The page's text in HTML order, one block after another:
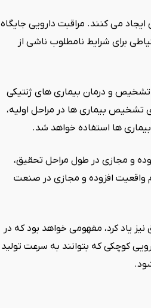
می کنند. مراقبت دارویی جایگاه
برای شرایط نامطلوب ناشی از
تشخیص و درمان بیماری های ژنتیکی
تشخیص بیماری ها در مراحل اولیه،
بیماری ها استفاده خواهد شد.
و مجازی در طول مراحل تحقیق،
افزوده و مجازی در صنعت
یاد کرد، مفهومی خواهد بود که در
کوچکی که بتوانند به سرعت تولید